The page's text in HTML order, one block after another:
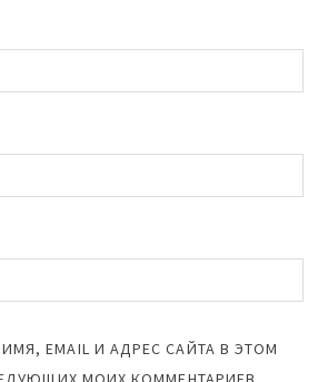
EMAIL И АДРЕС САЙТА В ЭТОМ